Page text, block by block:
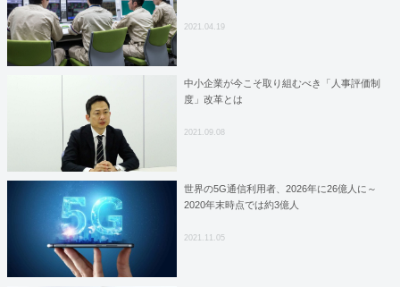
2021.04.19
中小企業が今こそ取り組むべき「人事評価制
度」改革とは
2021.09.08
世界の5G通信利用者、2026年に26億人に～
2020年末時点では約3億人
2021.11.05